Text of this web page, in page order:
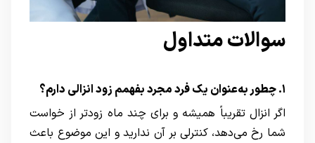
سوالات متداول
۱. چطور به‌عنوان یک فرد مجرد بفهمم زود انزالی دارم؟
اگر انزال تقریباً همیشه و برای چند ماه زودتر از خواست
شما رخ می‌دهد، کنترلی بر آن ندارید و این موضوع باعث